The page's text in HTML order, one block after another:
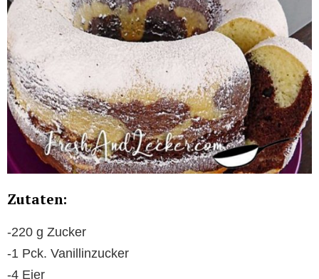
Zutaten:
-220 g Zucker
-1 Pck. Vanillinzucker
-4 Eier